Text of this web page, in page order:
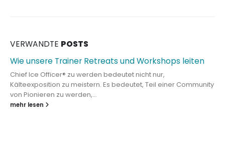
VERWANDTE POSTS
Wie unsere Trainer Retreats und Workshops leiten
Chief Ice Officer® zu werden bedeutet nicht nur,
Kälteexposition zu meistern. Es bedeutet, Teil einer Community
von Pionieren zu werden,...
mehr lesen